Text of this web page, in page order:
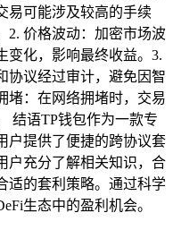
易可能涉及较高的手续
2. 价格波动：加密市场波
变化，影响最终收益。3.
协议经过审计，避免因智
堵：在网络拥堵时，交易
结语TP钱包作为一款专
户提供了便捷的跨协议套
户充分了解相关知识，合
适的套利策略。通过科学
生态中的盈利机会。